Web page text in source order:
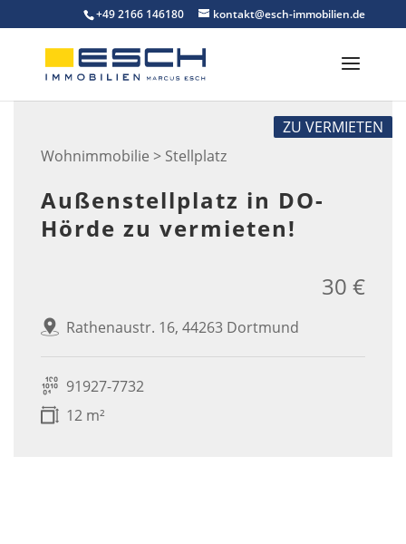
to
content
+49 2166 146180 kontakt@esch-immobilien.de
Wohnimmobilie > Stellplatz
ZU VERMIETEN
Außenstellplatz in DO-
Hörde zu vermieten!
Rathenaustr. 16, 44263 Dortmund
30 €
91927-7732
12 m²